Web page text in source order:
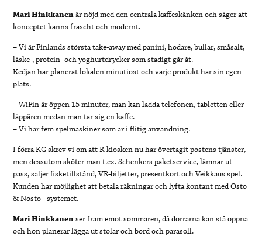
Mari Hinkkanenär nöjd med den centrala kaffeskänken och säger att
konceptet känns fräscht och modernt.
– Vi är Finlands största take-away med panini, hodare, bullar, småsalt,
läske-, protein- och yoghurtdrycker som stadigt går åt.
Kedjan har planerat lokalen minutiöst och varje produkt har sin egen
plats.
– WiFin är öppen 15 minuter, man kan ladda telefonen, tabletten eller
läppären medan man tar sig en kaffe.
– Vi har fem spelmaskiner som är i flitig användning.
I förra KG skrev vi om att R-kiosken nu har övertagit postens tjänster,
men dessutom sköter man t.ex. Schenkers paketservice, lämnar ut
pass, säljer fisketillstånd, VR-biljetter, presentkort och Veikkaus spel.
Kunden har möjlighet att betala räkningar och lyfta kontant med Osto
& Nosto –systemet.
Mari Hinkkanenser fram emot sommaren, då dörrarna kan stå öppna
och hon planerar lägga ut stolar och bord och parasoll.